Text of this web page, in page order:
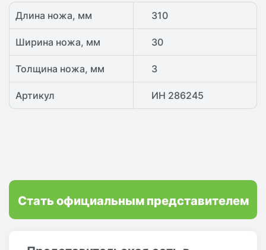
Длина ножа, мм 310
Ширина ножа, мм 30
Толщина ножа, мм 3
Артикул ИН 286245
Стать официальным представителем